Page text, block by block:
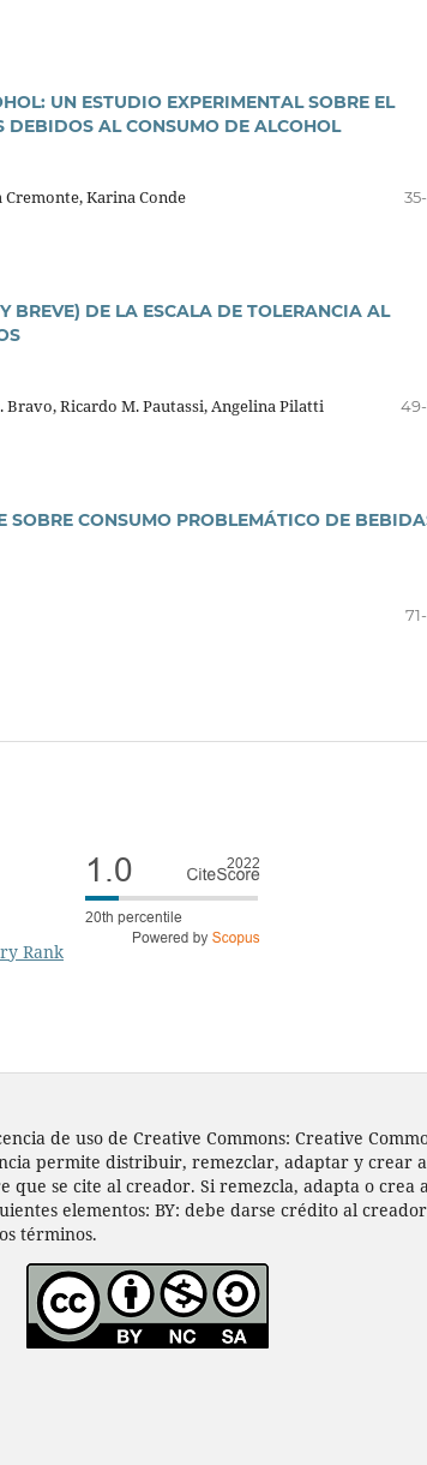
UN ESTUDIO EXPERIMENTAL SOBRE EL
DEBIDOS AL CONSUMO DE ALCOHOL
Karina Conde
BREVE) DE LA ESCALA DE TOLERANCIA AL
Ricardo M. Pautassi, Angelina Pilatti
CONSUMO PROBLEMÁTICO DE
de uso de Creative Commons: Creative
permite distribuir, remezclar, adaptar y
que se cite al creador. Si remezcla, adapta o
elementos: BY: debe darse crédito al
términos.